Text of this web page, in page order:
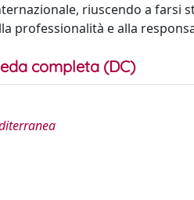
riuscendo a farsi
professionalità e alla
completa (DC)